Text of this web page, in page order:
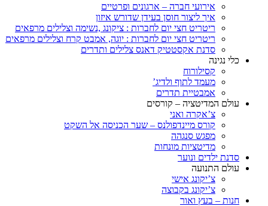
אירועי חברה – ארגונים ופרטיים
איך ליצור חוסן בעידן שדורש איזון
ריטריט חצי יום לחברות : ציקונג ,נשימה וצלילים מרפאים
ריטריט חצי יום לחברות : יוגה, אמבט קרח וצלילים מרפאים
סדנת אקסטטיק דאנס צלילים ותדרים
כלי נגינה
קסילורוח
מעמד לתוף ולדיג’
אמבטיית תדרים
עולם המדיטציה – קורסים
צ’אקרה ואני
קורס מיינדפולנס – שער הכניסה אל השקט
מפגש סנגהה
מדיטציות מונחות
סדנת ילדים ונוער
עולם התנועה
צ’יקונג אישי
צ’יקונג בקבוצה
חנות – בעץ ואור